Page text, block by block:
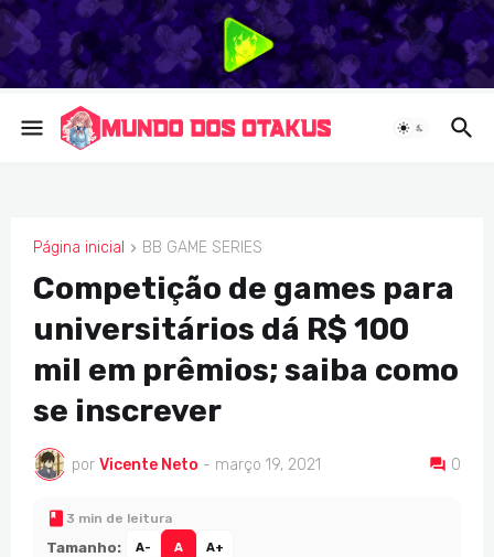
Página inicial BB GAME SERIES
BB GAME SERIES
Competição de games para
universitários dá R$ 100
mil em prêmios; saiba como
se inscrever
por Vicente Neto - março 19, 2021 0
3 min de leitura
Tamanho: A- A A+